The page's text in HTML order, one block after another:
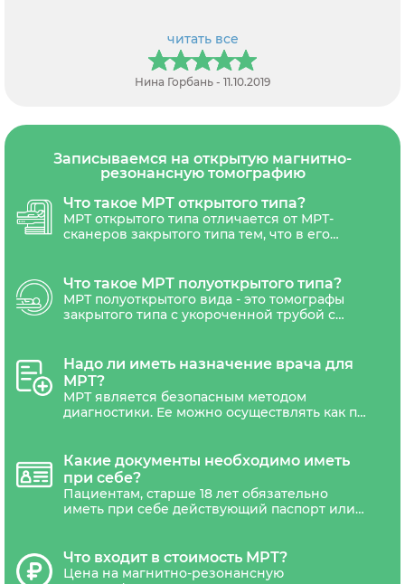
читать все
Нина Горбань - 11.10.2019
Записываемся на открытую магнитно-
резонансную томографию
Что такое МРТ открытого типа?
МРТ открытого типа отличается от МРТ-
сканеров закрытого типа тем, что в его
более просторную и открытую среду во
время исследования, что может помочь
пациентам, испытывающим дискомфорт
или страх в тесных и закрытых
Что такое МРТ полуоткрытого типа?
МРТ полуоткрытого вида - это томографы
закрытого типа с укороченной трубой с
закрытую среду по сравнению с
традиционными МРТ-сканерами закрытого
типа. Такой томограф предназначен для
обеспечения большей комфортности
пациента и снижения тревоги, связанной с
Надо ли иметь назначение врача для
МРТ?
МРТ является безопасным методом
диагностики. Ее можно осуществлять как по
Направления на МРТ может потребоваться
только беременным женщинам.
Какие документы необходимо иметь
при себе?
Пациентам, старше 18 лет обязательно
иметь при себе действующий паспорт или
должны сопровождаться уполномоченным
представителем(один из родителей или
Что входит в стоимость МРТ?
Цена на магнитно-резонансную